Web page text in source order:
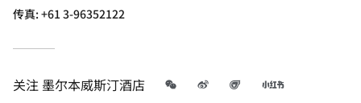
传真:+61 3-96352122
关注 墨尔本威斯汀酒店 微信 微博 飞猪 小红书